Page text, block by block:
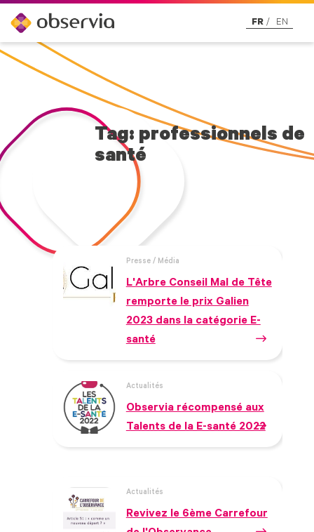
FR EN
Tag: professionnels de
santé
Presse / Média
L'Arbre Conseil Mal de Tête
remporte le prix Galien
2023 dans la catégorie E-
santé
Actualités
Observia récompensé aux
Talents de la E-santé 2022
Actualités
Revivez le 6ème Carrefour